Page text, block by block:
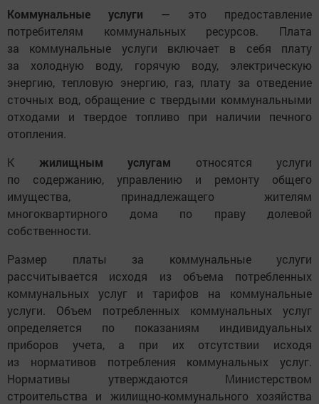
Коммунальные услуги — это предоставление
потребителям коммунальных ресурсов. Плата
за коммунальные услуги включает в себя плату
за холодную воду, горячую воду, электрическую
энергию, тепловую энергию, газ, плату за отведение
сточных вод, обращение с твердыми коммунальными
отходами и твердое топливо при наличии печного
отопления.
К жилищным услугам относятся услуги
по содержанию, управлению и ремонту общего
имущества, принадлежащего жителям
многоквартирного дома по праву долевой
собственности.
Размер платы за коммунальные услуги
рассчитывается исходя из объема потребленных
коммунальных услуг и тарифов на коммунальные
услуги. Объем потребленных коммунальных услуг
определяется по показаниям индивидуальных
приборов учета, а при их отсутствии исходя
из нормативов потребления коммунальных услуг.
Нормативы утверждаются Министерством
строительства и жилищно-коммунального хозяйства